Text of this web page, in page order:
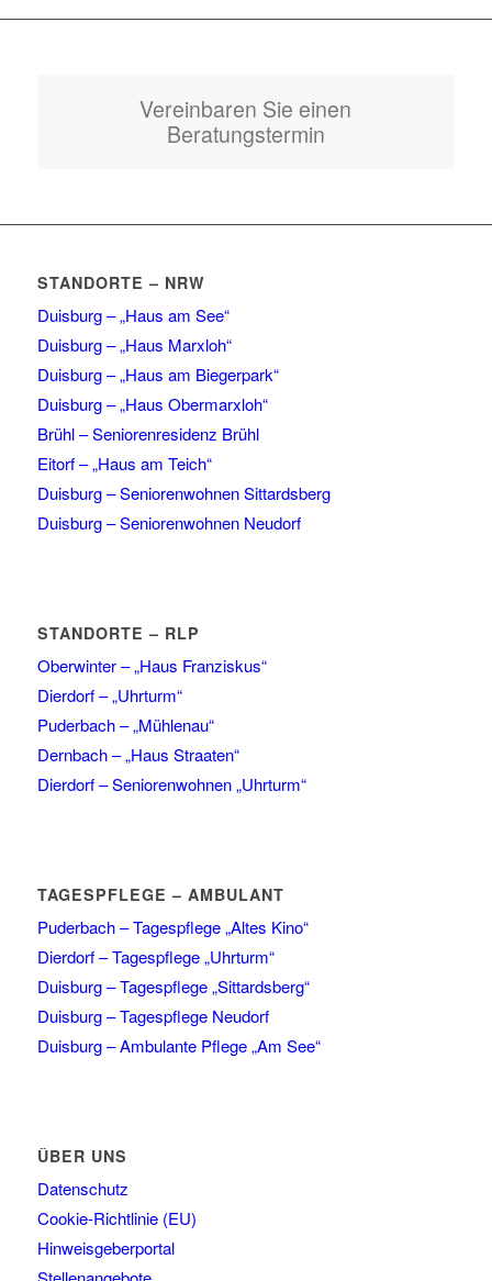
Vereinbaren Sie einen
Beratungstermin
STANDORTE – NRW
Duisburg – „Haus am See“
Duisburg – „Haus Marxloh“
Duisburg – „Haus am Biegerpark“
Duisburg – „Haus Obermarxloh“
Brühl – Seniorenresidenz Brühl
Eitorf – „Haus am Teich“
Duisburg – Seniorenwohnen Sittardsberg
Duisburg – Seniorenwohnen Neudorf
STANDORTE – RLP
Oberwinter – „Haus Franziskus“
Dierdorf – „Uhrturm“
Puderbach – „Mühlenau“
Dernbach – „Haus Straaten“
Dierdorf – Seniorenwohnen „Uhrturm“
TAGESPFLEGE – AMBULANT
Puderbach – Tagespflege „Altes Kino“
Dierdorf – Tagespflege „Uhrturm“
Duisburg – Tagespflege „Sittardsberg“
Duisburg – Tagespflege Neudorf
Duisburg – Ambulante Pflege „Am See“
ÜBER UNS
Datenschutz
Cookie-Richtlinie (EU)
Hinweisgeberportal